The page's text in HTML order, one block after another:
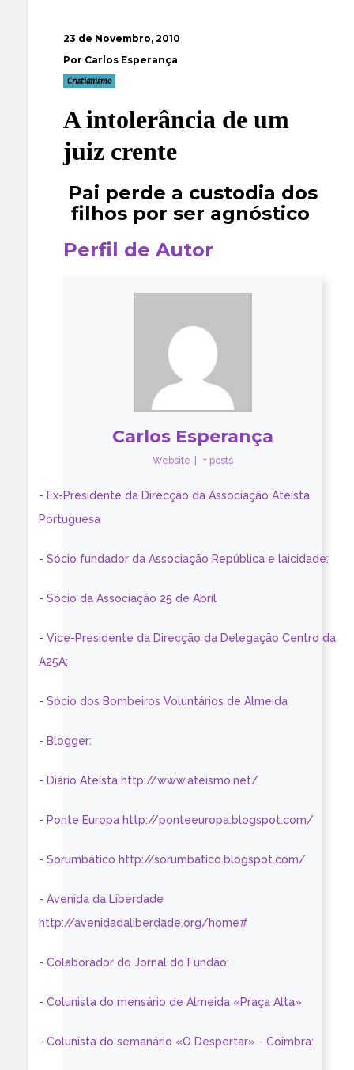
23 de Novembro, 2010
Por Carlos Esperança
Cristianismo
A intolerância de um
juiz crente
Pai perde a custodia dos
filhos por ser agnóstico
Perfil de Autor
Carlos Esperança
Website + posts
- Ex-Presidente da Direcção da Associação Ateísta
Portuguesa
- Sócio fundador da Associação República e laicidade;
- Sócio da Associação 25 de Abril
- Vice-Presidente da Direcção da Delegação Centro da
A25A;
- Sócio dos Bombeiros Voluntários de Almeida
- Blogger:
- Diário Ateísta http://www.ateismo.net/
- Ponte Europa http://ponteeuropa.blogspot.com/
- Sorumbático http://sorumbatico.blogspot.com/
- Avenida da Liberdade
http://avenidadaliberdade.org/home#
- Colaborador do Jornal do Fundão;
- Colunista do mensário de Almeida «Praça Alta»
- Colunista do semanário «O Despertar» - Coimbra: